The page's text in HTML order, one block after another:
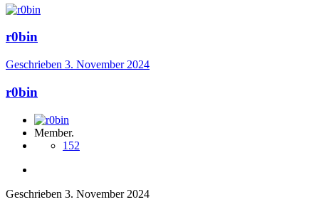
r0bin
Geschrieben 3. November 2024
r0bin
Member.
152
Geschrieben 3. November 2024